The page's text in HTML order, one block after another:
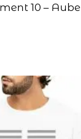
10 – Aube